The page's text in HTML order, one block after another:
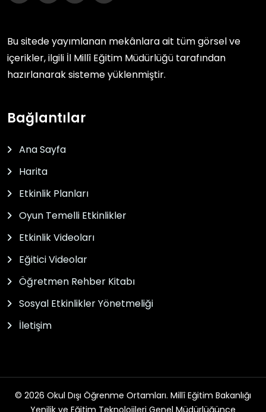
Bu sitede yayımlanan mekânlara ait tüm görsel ve
içerikler, ilgili İl Millî Eğitim Müdürlüğü tarafından
hazırlanarak sisteme yüklenmiştir.
Bağlantılar
Ana Sayfa
Harita
Etkinlik Planları
Oyun Temelli Etkinlikler
Etkinlik Videoları
Eğitici Videolar
Öğretmen Rehber Kitabı
Sosyal Etkinlikler Yönetmeliği
İletişim
© 2026 Okul Dışı Öğrenme Ortamları. Millî Eğitim Bakanlığı
Yenilik ve Eğitim Teknolojileri Genel Müdürlüğünce